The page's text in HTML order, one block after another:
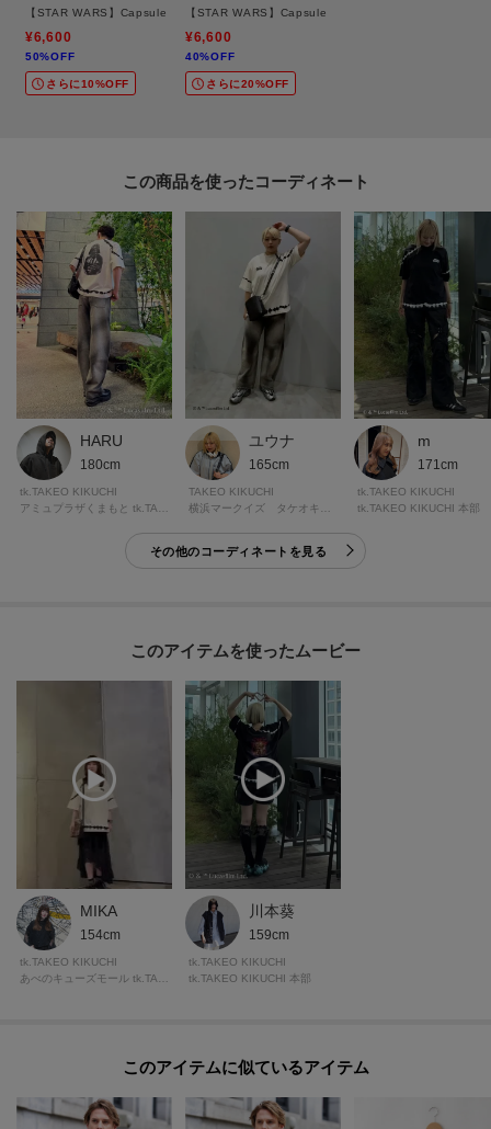
－ BRAND CONCEPT －
時代を超えて支持されるトラディショナルなアイテムをベースに、アソビ心
【気になる商品はお気に入り登録をおススメ】
▼商品のお気に入り登録
完売しているカラーの再入荷通知や、ラスト1点、セールの通知をお知らせい
たします。
▼ブランドのお気に入り登録
新商品や再入荷など、いち早くブランドの情報を受け取ることができます。
※照明の関係により、実際よりも色味が違って見える場合があります。ま
た、パソコン・スマートフォンなどの環境により、若干製品と画像のカラー
が異なる場合もございます。
モデル情報：身長188cm B82 W69 H87 着用サイズ：03（L）
【STAR WARS】Capsule Collection 2WAY半袖シャツ
¥6,600
50%OFF
さらに10%OFF
【STAR WARS】Capsule Collection アオリミニショル
¥6,600
40%OFF
さらに20%OFF
この商品を使った
HARU
180cm
tk.TAKEO KIKUCHI
ユウナ
165cm
TAKEO KIKUCHI
m
171cm
tk.TAKEO KIKUCHI
tk.TAKEO KIKUCHI 本部
その他のコーディネートを見る
このアイテムを使ったムービー
MIKA
154cm
tk.TAKEO KIKUCHI
川本葵
159cm
tk.TAKEO KIKUCHI
tk.TAKEO KIKUCHI 本部
このアイテムに似ているアイテム